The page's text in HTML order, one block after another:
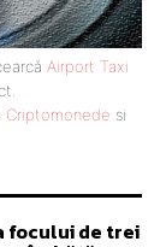
Airport Taxi
Criptomonede si
focului de trei